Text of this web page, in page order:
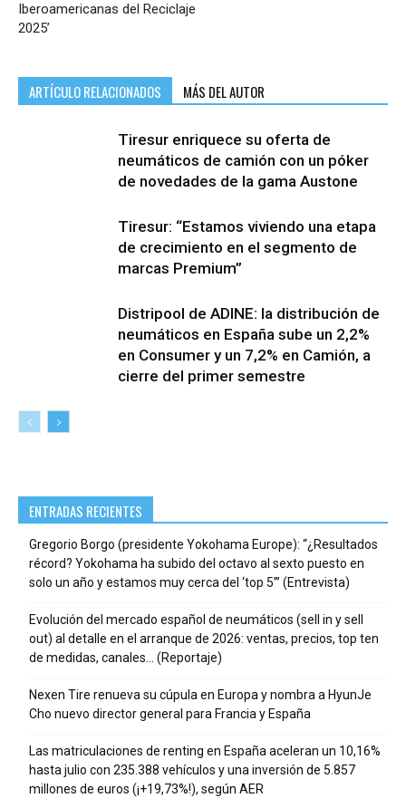
Iberoamericanas del Reciclaje
2025’
ARTÍCULO RELACIONADOS MÁS DEL AUTOR
Tiresur enriquece su oferta de
neumáticos de camión con un póker
de novedades de la gama Austone
Tiresur: “Estamos viviendo una etapa
de crecimiento en el segmento de
marcas Premium”
Distripool de ADINE: la distribución de
neumáticos en España sube un 2,2%
en Consumer y un 7,2% en Camión, a
cierre del primer semestre
ENTRADAS RECIENTES
Gregorio Borgo (presidente Yokohama Europe): “¿Resultados
récord? Yokohama ha subido del octavo al sexto puesto en
solo un año y estamos muy cerca del ‘top 5’” (Entrevista)
Evolución del mercado español de neumáticos (sell in y sell
out) al detalle en el arranque de 2026: ventas, precios, top ten
de medidas, canales… (Reportaje)
Nexen Tire renueva su cúpula en Europa y nombra a HyunJe
Cho nuevo director general para Francia y España
Las matriculaciones de renting en España aceleran un 10,16%
hasta julio con 235.388 vehículos y una inversión de 5.857
millones de euros (¡+19,73%!), según AER